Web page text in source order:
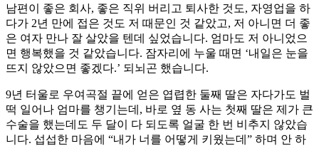
남편이 좋은 회사, 좋은 직위 버리고 퇴사한 것도, 자영업을 하
다가 2년 만에 접은 것도 저 때문인 것 같았고, 저 아니면 더 좋
은 여자 만나 잘 살았을 텐데 싶었습니다. 엄마도 저 아니었으
면 행복했을 것 같았습니다. 잠자리에 누울 때면 ‘내일은 눈을
뜨지 않았으면 좋겠다.’ 되뇌곤 했습니다.
9년 터울로 우여곡절 끝에 얻은 엽렵한 둘째 딸은 자다가도 벌
떡 일어나 엄마를 챙기는데, 바로 옆 동 사는 첫째 딸은 제가 큰
수술을 했는데도 두 달이 다 되도록 얼굴 한 번 비추지 않았습
니다. 섭섭한 마음에 “내가 너를 어떻게 키웠는데” 하며 안 하